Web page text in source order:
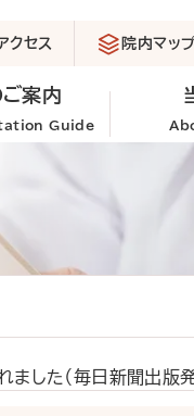
ご案内
Guide
クセス 院内マッ
した（毎日新聞出版